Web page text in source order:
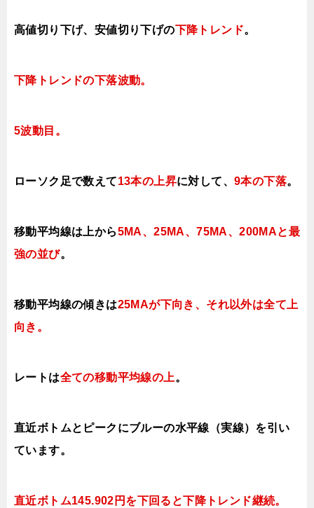
高値切り下げ、安値切り下げの下降トレンド。
下降トレンドの下落波動。
5波動目。
ローソク足で数えて13本の上昇に対して、9本の下落。
移動平均線は上から5MA、25MA、75MA、200MAと最
強の並び。
移動平均線の傾きは25MAが下向き、それ以外は全て上
向き 。
レートは全ての移動平均線の上。
直近ボトムとピークにブルーの水平線（実線）を引い
ています。
直近ボトム145.902円を下回ると下降トレンド継続。